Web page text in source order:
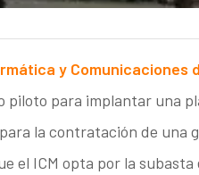
y Comunicaciones
piloto para implantar una
la contratación de una
el ICM opta por la